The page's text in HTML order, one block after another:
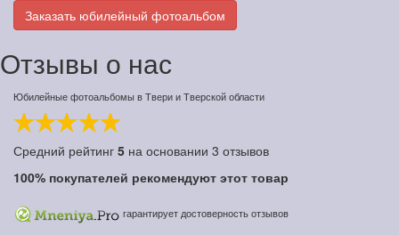
Заказать юбилейный фотоальбом
Отзывы о нас
Юбилейные фотоальбомы в Твери и Тверской области
Средний рейтинг 5 на основании 3 отзывов
100% покупателей рекомендуют этот товар
гарантирует достоверность отзывов